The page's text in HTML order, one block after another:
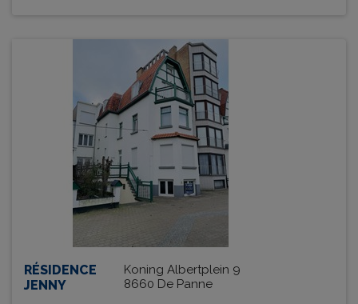
RÉSIDENCE
JENNY
Koning Albertplein 9
8660 De Panne